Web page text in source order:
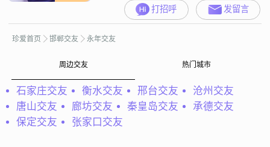
打招呼 发留言
珍爱首页 邯郸交友 永年交友
周边交友 热门城市
石家庄交友 衡水交友 邢台交友
沧州交友
唐山交友
廊坊交友 秦皇岛交友
承德交友
保定交友
张家口交友